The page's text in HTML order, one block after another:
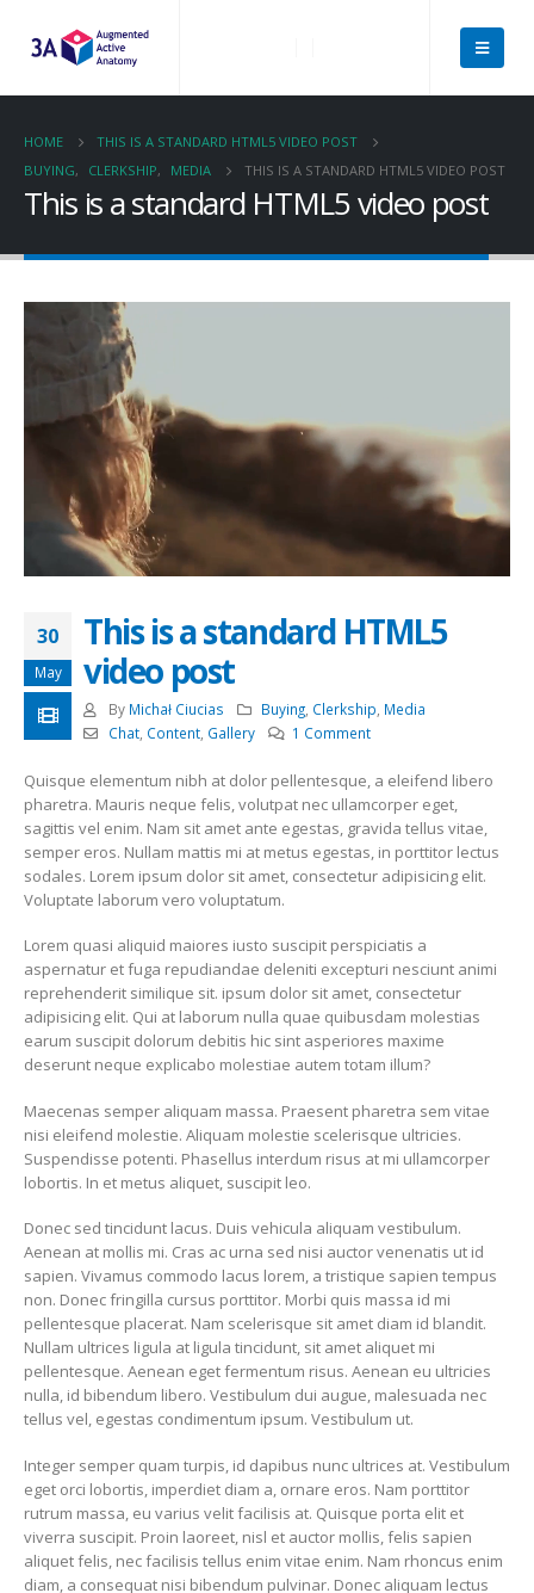
HOME
THIS IS A STANDARD HTML5 VIDEO POST
BUYING, CLERKSHIP, MEDIA THIS IS A STANDARD HTML5 VIDEO POST
This is a standard HTML5 video post
30
May
This is a standard HTML5
video post
By Michał Ciucias Buying Clerkship Media
Chat, Content, Gallery 1 Comment
Quisque elementum nibh at dolor pellentesque, a eleifend libero
pharetra. Mauris neque felis, volutpat nec ullamcorper eget,
sagittis vel enim. Nam sit amet ante egestas, gravida tellus vitae,
semper eros. Nullam mattis mi at metus egestas, in porttitor lectus
sodales. Lorem ipsum dolor sit amet, consectetur adipisicing elit.
Voluptate laborum vero voluptatum.
Lorem quasi aliquid maiores iusto suscipit perspiciatis a
aspernatur et fuga repudiandae deleniti excepturi nesciunt animi
reprehenderit similique sit. ipsum dolor sit amet, consectetur
adipisicing elit. Qui at laborum nulla quae quibusdam molestias
earum suscipit dolorum debitis hic sint asperiores maxime
deserunt neque explicabo molestiae autem totam illum?
Maecenas semper aliquam massa. Praesent pharetra sem vitae
nisi eleifend molestie. Aliquam molestie scelerisque ultricies.
Suspendisse potenti. Phasellus interdum risus at mi ullamcorper
lobortis. In et metus aliquet, suscipit leo.
Donec sed tincidunt lacus. Duis vehicula aliquam vestibulum.
Aenean at mollis mi. Cras ac urna sed nisi auctor venenatis ut id
sapien. Vivamus commodo lacus lorem, a tristique sapien tempus
non. Donec fringilla cursus porttitor. Morbi quis massa id mi
pellentesque placerat. Nam scelerisque sit amet diam id blandit.
Nullam ultrices ligula at ligula tincidunt, sit amet aliquet mi
pellentesque. Aenean eget fermentum risus. Aenean eu ultricies
nulla, id bibendum libero. Vestibulum dui augue, malesuada nec
tellus vel, egestas condimentum ipsum. Vestibulum ut.
Integer semper quam turpis, id dapibus nunc ultrices at. Vestibulum
eget orci lobortis, imperdiet diam a, ornare eros. Nam porttitor
rutrum massa, eu varius velit facilisis at. Quisque porta elit et
viverra suscipit. Proin laoreet, nisl et auctor mollis, felis sapien
aliquet felis, nec facilisis tellus enim vitae enim. Nam rhoncus enim
diam, a consequat nisi bibendum pulvinar. Donec aliquam lectus